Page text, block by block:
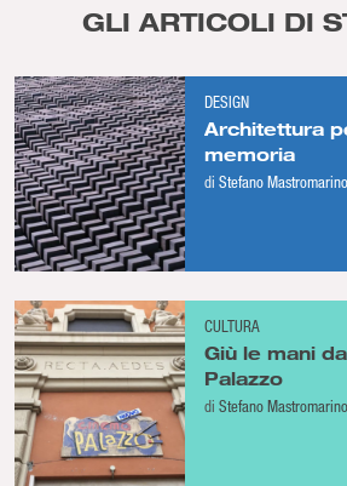
GLI ARTICOLI DI
DESIGN
Architettura
memoria
diStefano Mastromarino
CULTURA
Giù le mani
Palazzo
diStefano Mastromarino